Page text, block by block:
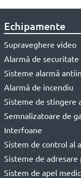
Echipamente
Supraveghere video
Alarmă de securitate
Sisteme alarmă
Alarmă de incendiu
Sisteme de stingere
Semnalizatoare de
Interfoane
Sistem de control al
Sisteme de adresare
Sistem de apel